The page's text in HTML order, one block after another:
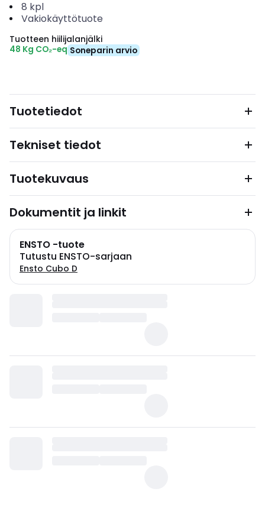
8 kpl
Vakiokäyttötuote
Tuotteen hiilijalanjälki
48 Kg CO₂-eq Soneparin arvio
Tuotetiedot
Tekniset tiedot
Tuotekuvaus
Dokumentit ja linkit
ENSTO -tuote
Tutustu ENSTO-sarjaan
Ensto Cubo D